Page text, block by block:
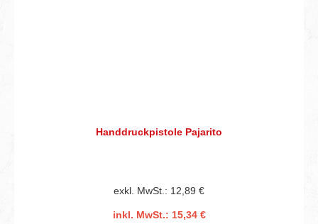
Handdruckpistole Pajarito
exkl. MwSt.: 12,89 €
inkl. MwSt.: 15,34 €